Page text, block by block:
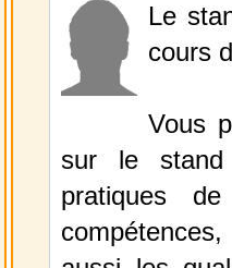
Le
cours
Vous
sur le stand
pratiques